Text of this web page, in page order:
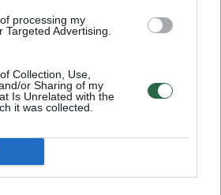
processing my
Targeted Advertising.
Collection, Use,
or Sharing of my
Is Unrelated with the
it was collected.
Daugiau nuotraukų (17)
bus galima užsisakyti